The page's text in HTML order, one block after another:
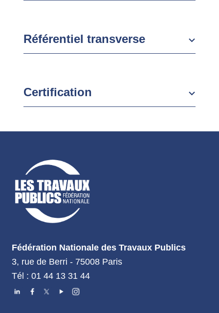
Référentiel transverse
Certification
Fédération Nationale des Travaux Publics
3, rue de Berri - 75008 Paris
Tél : 01 44 13 31 44